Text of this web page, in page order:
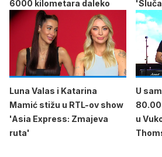
6000 kilometara daleko
Luna Valas i Katarina
Mamić stižu u RTL-ov show
'Asia Express: Zmajeva
ruta'
U
u